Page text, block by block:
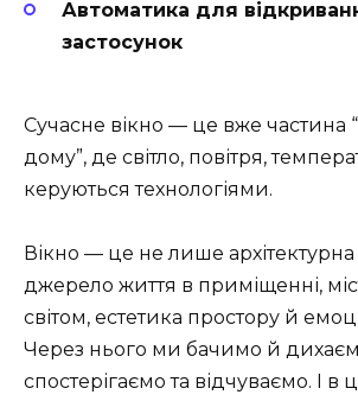
Автоматика для
застосунок
Сучасне вікно — це вже частина
дому”, де світло, повітря,
керуються технологіями.
Вікно — це не лише
джерело життя в приміщенні,
світом, естетика простору й
Через нього ми бачимо й
спостерігаємо та відчуваємо. І